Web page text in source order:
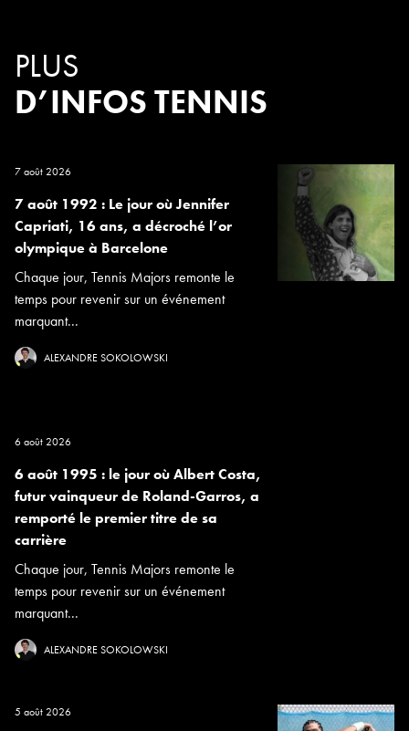
PLUS
D’INFOS TENNIS
7 août 2026
7 août 1992 : Le jour où Jennifer
Capriati, 16 ans, a décroché l’or
olympique à Barcelone
Chaque jour, Tennis Majors remonte le
temps pour revenir sur un événement
marquant...
ALEXANDRE SOKOLOWSKI
6 août 2026
6 août 1995 : le jour où Albert Costa,
futur vainqueur de Roland-Garros, a
remporté le premier titre de sa
carrière
Chaque jour, Tennis Majors remonte le
temps pour revenir sur un événement
marquant...
ALEXANDRE SOKOLOWSKI
5 août 2026